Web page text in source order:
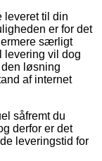
leveret til din
er for det
særligt
levering vil dog
løsning
af internet
såfremt du
derfor er det
leveringstid for